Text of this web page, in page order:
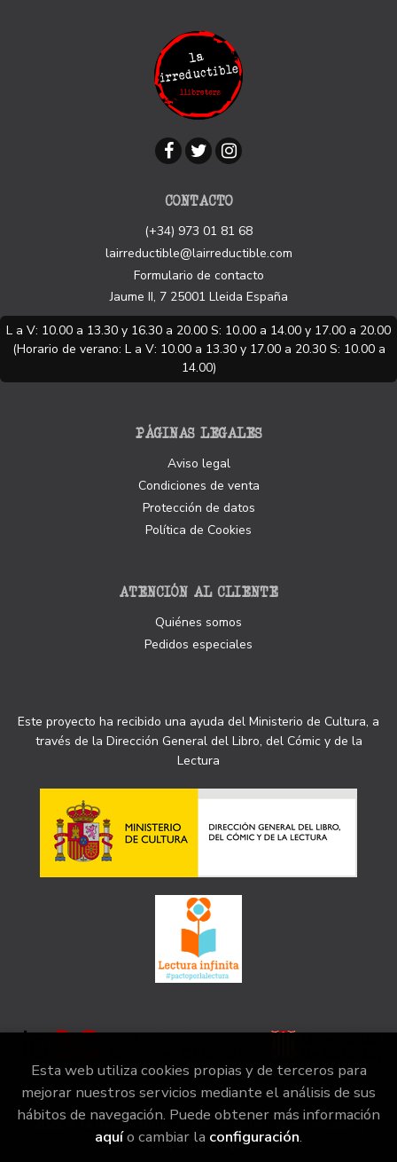
CONTACTO
(+34) 973 01 81 68
lairreductible@lairreductible.com
Formulario de contacto
Jaume II, 7 25001 Lleida España
L a V: 10.00 a 13.30 y 16.30 a 20.00 S: 10.00 a 14.00 y 17.00 a 20.00
(Horario de verano: L a V: 10.00 a 13.30 y 17.00 a 20.30 S: 10.00 a
14.00)
PÁGINAS LEGALES
Aviso legal
Condiciones de venta
Protección de datos
Política de Cookies
ATENCIÓN AL CLIENTE
Quiénes somos
Pedidos especiales
Este proyecto ha recibido una ayuda del Ministerio de Cultura, a
través de la Dirección General del Libro, del Cómic y de la
Lectura
2026 ©la irreductible . Todos los Derechos Reservados |
Grupo Trevenque
Esta web utiliza cookies propias y de terceros para
mejorar nuestros servicios mediante el análisis de sus
hábitos de navegación. Puede obtener más información
aquío cambiar la configuración.